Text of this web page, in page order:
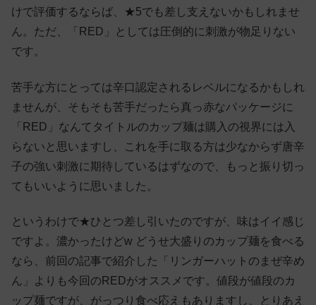
けで評価するならば、★5でも差し支えないかもしれませ
ん。ただ、「RED」としては圧倒的に刺激が物足りない
です。
苦手な方にとっては辛口認定されるレベルになるかもしれ
ませんが、そもそも苦手だったら真っ赤なパッケージに
「RED」なんてタイトルのカップ麺は購入の視界には入
らないと思いますし、これを手に取る方は少なからず唐辛
子の強い刺激に期待しているはずなので、もっと振り切っ
てもいいように思いました。
というわけで★ひとつ差し引いたのですが、味はイイ感じ
ですよ。濃かったけどw どうせ大盛りのカップ麺を食べる
なら、前回の記事で紹介した「リンガーハットのまぜ辛め
ん」よりも今回のREDがオススメです。値段が値段のカ
ップ麺ですが、がっつり食べ応えもありますし、とりあえ